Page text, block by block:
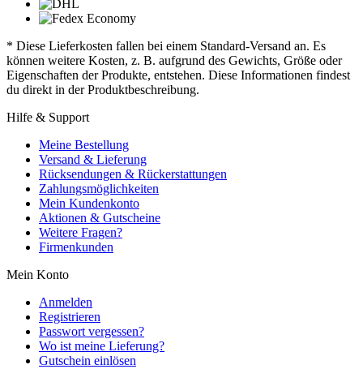
* Diese Lieferkosten fallen bei einem Standard-Versand an. Es
können weitere Kosten, z. B. aufgrund des Gewichts, Größe oder
Eigenschaften der Produkte, entstehen. Diese Informationen findest
du direkt in der Produktbeschreibung.
Hilfe & Support
Meine Bestellung
Versand & Lieferung
Rücksendungen & Rückerstattungen
Zahlungsmöglichkeiten
Mein Kundenkonto
Aktionen & Gutscheine
Weitere Fragen?
Firmenkunden
Mein Konto
Anmelden
Registrieren
Passwort vergessen?
Wo ist meine Lieferung?
Gutschein einlösen